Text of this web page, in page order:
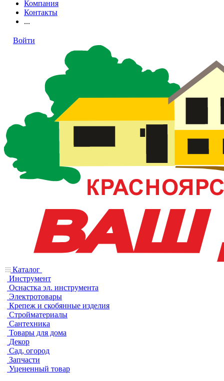
Компания
Контакты
...
Войти
Каталог
Инструмент
Оснастка эл. инструмента
Электротовары
Крепеж и скобянные изделия
Стройматериалы
Сантехника
Товары для дома
Декор
Сад, огород
Запчасти
Уцененный товар